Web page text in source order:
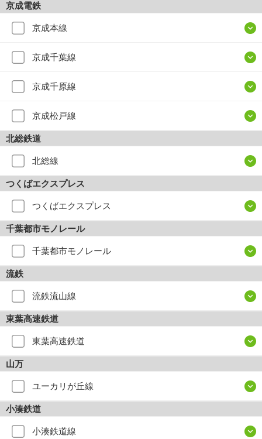
京成電鉄
京成本線
京成千葉線
京成千原線
京成松戸線
北総鉄道
北総線
つくばエクスプレス
つくばエクスプレス
千葉都市モノレール
千葉都市モノレール
流鉄
流鉄流山線
東葉高速鉄道
東葉高速鉄道
山万
ユーカリが丘線
小湊鉄道
小湊鉄道線